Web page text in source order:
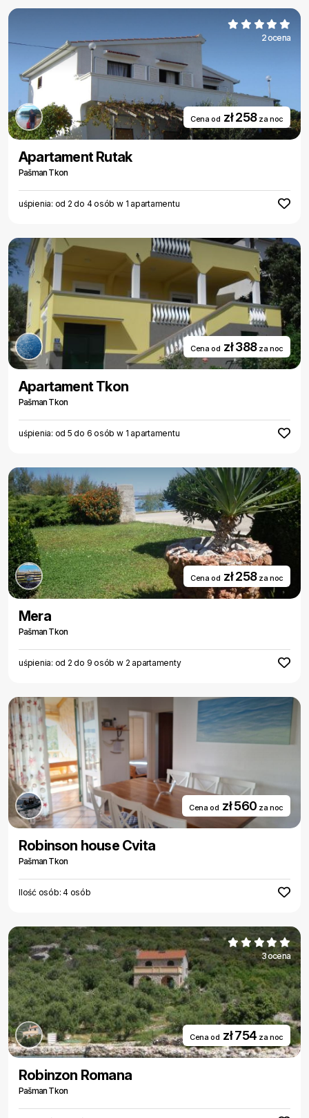
2 ocena
Cena od zł 258 za noc
Apartament Rutak
Pašman Tkon
uśpienia: od 2 do 4 osób w 1 apartamentu
Cena od zł 388 za noc
Apartament Tkon
Pašman Tkon
uśpienia: od 5 do 6 osób w 1 apartamentu
Cena od zł 258 za noc
Mera
Pašman Tkon
uśpienia: od 2 do 9 osób w 2 apartamenty
Cena od zł 560 za noc
Robinson house Cvita
Pašman Tkon
Ilość osób: 4 osób
3 ocena
Cena od zł 754 za noc
Robinzon Romana
Pašman Tkon